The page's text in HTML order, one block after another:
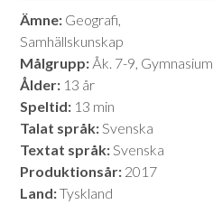
Ämne: Geografi,
Samhällskunskap
Målgrupp: Åk. 7-9, Gymnasium
Ålder: 13 år
Speltid: 13 min
Talat språk:Svenska
Textat språk:Svenska
Produktionsår: 2017
Land:Tyskland